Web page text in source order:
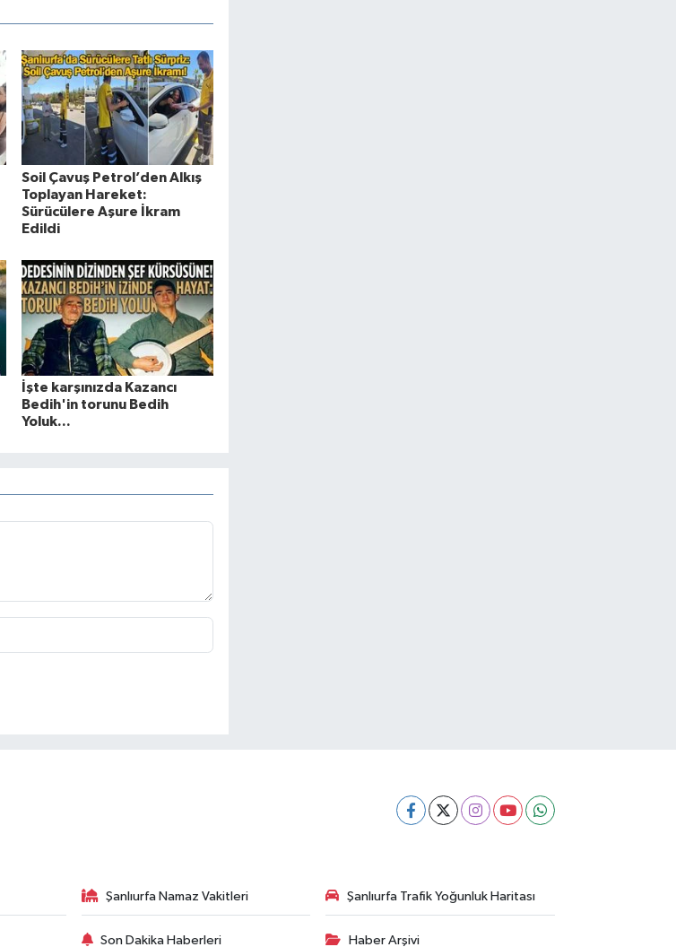
Soil Çavuş Petrol’den Alkış
Toplayan Hareket:
Sürücülere Aşure İkram
Edildi
İşte karşınızda Kazancı
Bedih'in torunu Bedih
Yoluk...
Şanlıurfa Namaz Vakitleri Şanlıurfa Trafik Yoğunluk Haritası
Son Dakika Haberleri Haber Arşivi